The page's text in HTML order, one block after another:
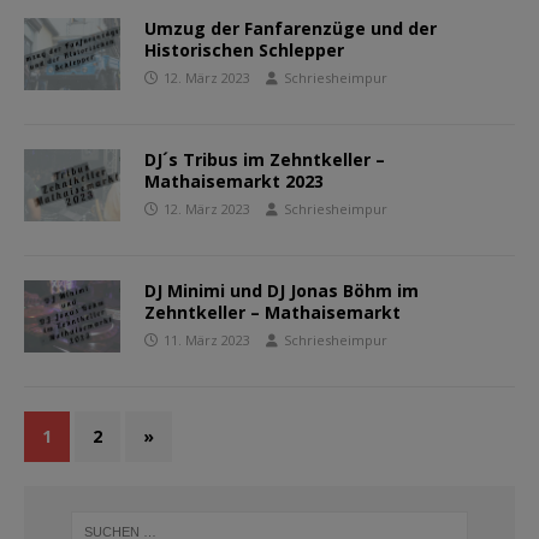
Umzug der Fanfarenzüge und der
Historischen Schlepper
12. März 2023 Schriesheimpur
DJ´s Tribus im Zehntkeller –
Mathaisemarkt 2023
12. März 2023 Schriesheimpur
DJ Minimi und DJ Jonas Böhm im
Zehntkeller – Mathaisemarkt
11. März 2023 Schriesheimpur
1 2 »